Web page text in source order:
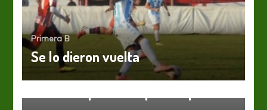
Primera B
Se lo dieron vuelta
Primera B